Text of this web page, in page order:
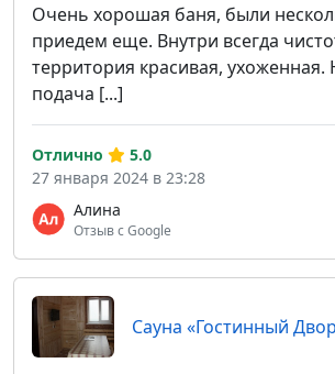
Очень хорошая баня, были
приедем еще. Внутри всегда
территория красивая,
подача [...]
Алина
Отзыв с Google
Отлично
5.0
27 января 2024 в 23:28
Сауна «Гостинный